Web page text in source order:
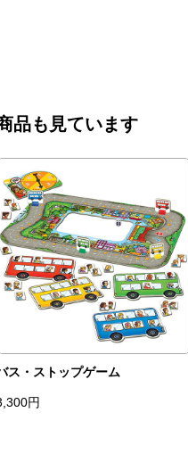
品も見ています
ス・ストップゲーム
円